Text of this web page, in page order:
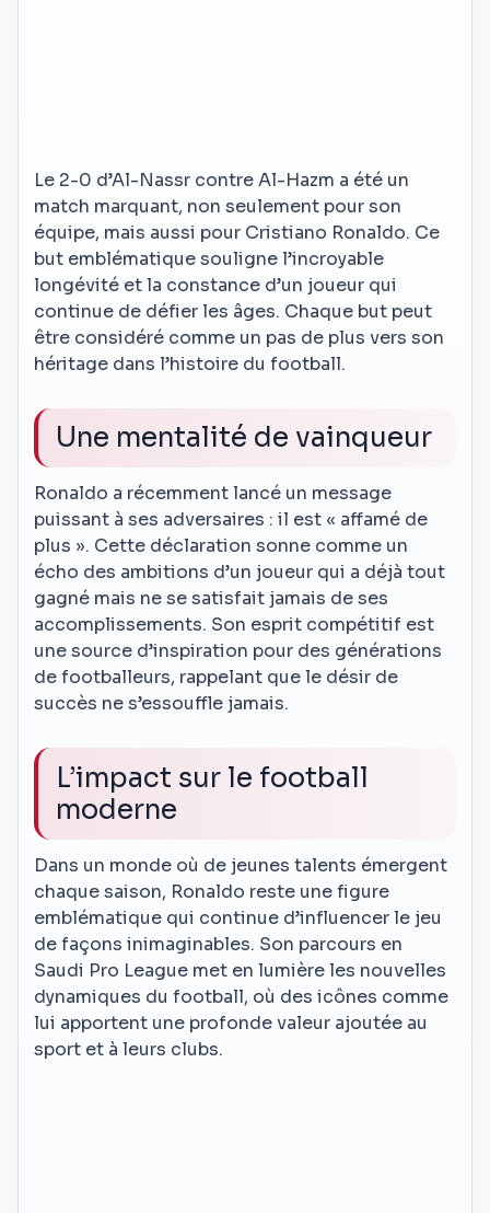
Le 2-0 d’Al-Nassr contre Al-Hazm a été un
match marquant, non seulement pour son
équipe, mais aussi pour Cristiano Ronaldo. Ce
but emblématique souligne l’incroyable
longévité et la constance d’un joueur qui
continue de défier les âges. Chaque but peut
être considéré comme un pas de plus vers son
héritage dans l’histoire du football.
Une mentalité de vainqueur
Ronaldo a récemment lancé un message
puissant à ses adversaires : il est « affamé de
plus ». Cette déclaration sonne comme un
écho des ambitions d’un joueur qui a déjà tout
gagné mais ne se satisfait jamais de ses
accomplissements. Son esprit compétitif est
une source d’inspiration pour des générations
de footballeurs, rappelant que le désir de
succès ne s’essouffle jamais.
L’impact sur le football
moderne
Dans un monde où de jeunes talents émergent
chaque saison, Ronaldo reste une figure
emblématique qui continue d’influencer le jeu
de façons inimaginables. Son parcours en
Saudi Pro League met en lumière les nouvelles
dynamiques du football, où des icônes comme
lui apportent une profonde valeur ajoutée au
sport et à leurs clubs.